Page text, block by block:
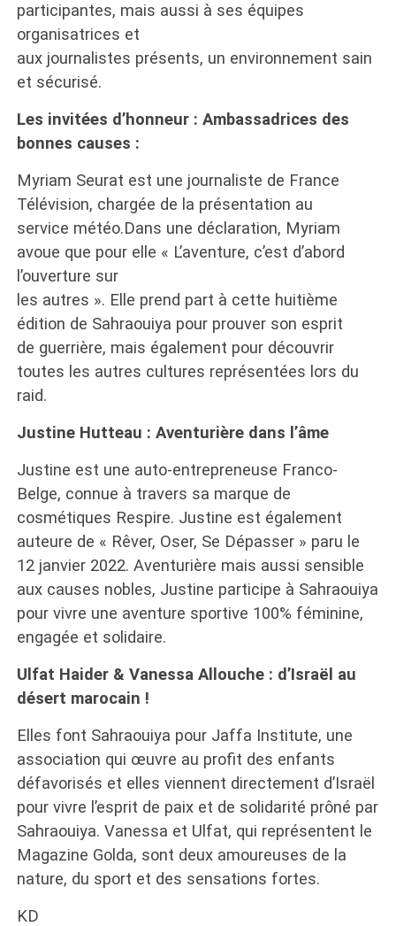
participantes, mais aussi à ses équipes
organisatrices et
aux journalistes présents, un environnement sain
et sécurisé.
Les invitées d’honneur : Ambassadrices des
bonnes causes :
Myriam Seurat est une journaliste de France
Télévision, chargée de la présentation au
service météo.Dans une déclaration, Myriam
avoue que pour elle « L’aventure, c’est d’abord
l’ouverture sur
les autres ». Elle prend part à cette huitième
édition de Sahraouiya pour prouver son esprit
de guerrière, mais également pour découvrir
toutes les autres cultures représentées lors du
raid.
Justine Hutteau : Aventurière dans l’âme
Justine est une auto-entrepreneuse Franco-
Belge, connue à travers sa marque de
cosmétiques Respire. Justine est également
auteure de « Rêver, Oser, Se Dépasser » paru le
12 janvier 2022. Aventurière mais aussi sensible
aux causes nobles, Justine participe à Sahraouiya
pour vivre une aventure sportive 100% féminine,
engagée et solidaire.
Ulfat Haider & Vanessa Allouche : d’Israël au
désert marocain !
Elles font Sahraouiya pour Jaffa Institute, une
association qui œuvre au profit des enfants
défavorisés et elles viennent directement d’Israël
pour vivre l’esprit de paix et de solidarité prôné par
Sahraouiya. Vanessa et Ulfat, qui représentent le
Magazine Golda, sont deux amoureuses de la
nature, du sport et des sensations fortes.
KD